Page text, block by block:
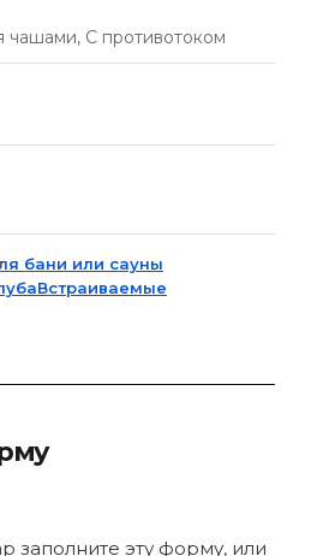
чашами, С противотоком
бани или сауны
Встраиваемые
заполните эту форму, или